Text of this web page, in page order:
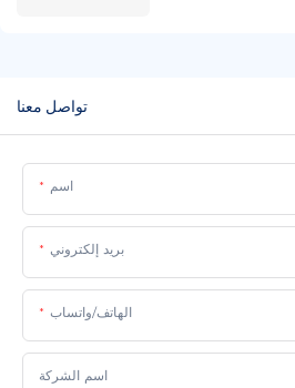
تواصل معنا
اسم
بريد إلكتروني
الهاتف/واتساب
اسم الشركة